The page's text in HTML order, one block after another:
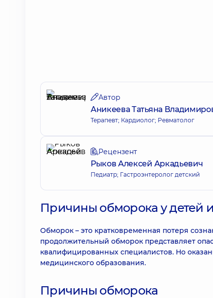
Автор
Аникеева Татьяна
Терапевт; Кардиолог; Ревматолог
Рецензент
Рыков Алексей Аркадьевич
Педиатр; Гастроэнтеролог детский
Причины обморока у детей
Обморок – это кратковременная потеря
продолжительный обморок представляет
квалифицированных специалистов. Но
медицинского образования.
Причины обморока